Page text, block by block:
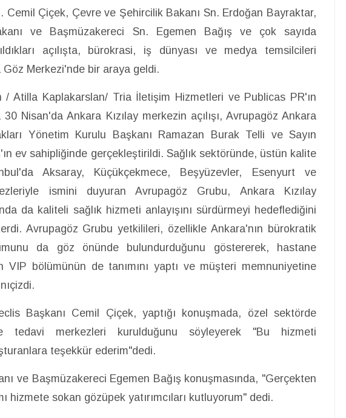
Cemil Çiçek, Çevre ve Şehircilik Bakanı Sn. Erdoğan Bayraktar,
ve Başmüzakereci Sn. Egemen Bağış ve çok sayıda
açılışta, bürokrasi, iş dünyası ve medya temsilcileri
Merkezi'nde bir araya geldi.
/ Atilla Kaplakarslan/ Tria İletişim Hizmetleri ve Publicas PR'ın
Nisan'da Ankara Kızılay merkezin açılışı, Avrupagöz Ankara
Yönetim Kurulu Başkanı Ramazan Burak Telli ve Sayın
ev sahipliğinde gerçekleştirildi. Sağlık sektöründe, üstün kalite
Aksaray, Küçükçekmece, Beşyüzevler, Esenyurt ve
ismini duyuran Avrupagöz Grubu, Ankara Kızılay
da kaliteli sağlık hizmeti anlayışını sürdürmeyi hedeflediğini
Avrupagöz Grubu yetkilileri, özellikle Ankara'nın bürokratik
da göz önünde bulundurduğunu göstererek, hastane
VIP bölümünün de tanımını yaptı ve müşteri memnuniyetine
Başkanı Cemil Çiçek, yaptığı konuşmada, özel sektörde
tedavi merkezleri kurulduğunu söyleyerek "Bu hizmeti
teşekkür ederim"dedi.
ve Başmüzakereci Egemen Bağış konuşmasında, "Gerçekten
hizmete sokan gözüpek yatırımcıları kutluyorum" dedi.